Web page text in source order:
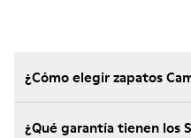
¿Cómo elegir zapatos
¿Qué garantía tienen los